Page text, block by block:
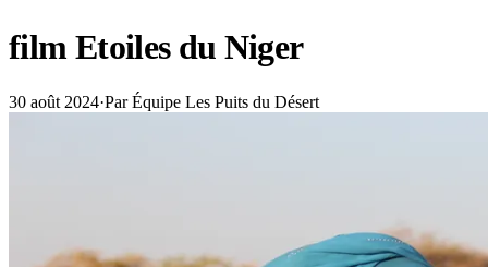
film Etoiles du Niger
30 août 2024·Par Équipe Les Puits du Désert